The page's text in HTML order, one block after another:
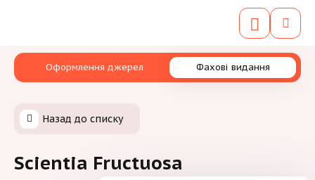
Оформлення джерел Фахові видання
Назад до списку
Scientia Fructuosa